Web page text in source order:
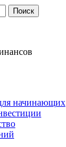
начинающих